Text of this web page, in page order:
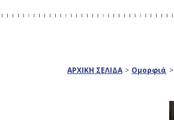
ΑΡΧΙΚΗ ΣΕΛΙΔΑ > Ομορφιά >